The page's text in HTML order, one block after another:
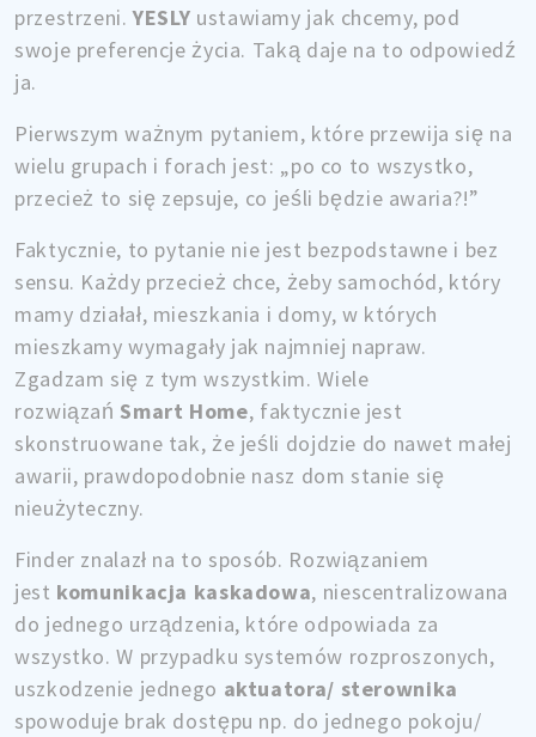
przestrzeni.YESLY ustawiamy jak chcemy, pod
swoje preferencje życia. Taką daje na to odpowiedź
ja.
Pierwszym ważnym pytaniem, które przewija się na
wielu grupach i forach jest: „po co to wszystko,
przecież to się zepsuje, co jeśli będzie awaria?!”
Faktycznie, to pytanie nie jest bezpodstawne i bez
sensu. Każdy przecież chce, żeby samochód, który
mamy działał, mieszkania i domy, w których
mieszkamy wymagały jak najmniej napraw.
Zgadzam się z tym wszystkim. Wiele
rozwiązań Smart Home, faktycznie jest
skonstruowane tak, że jeśli dojdzie do nawet małej
awarii, prawdopodobnie nasz dom stanie się
nieużyteczny.
Finder znalazł na to sposób. Rozwiązaniem
jest komunikacja kaskadowa, niescentralizowana
do jednego urządzenia, które odpowiada za
wszystko. W przypadku systemów rozproszonych,
uszkodzenie jednego aktuatora/ sterownika
spowoduje brak dostępu np. do jednego pokoju/